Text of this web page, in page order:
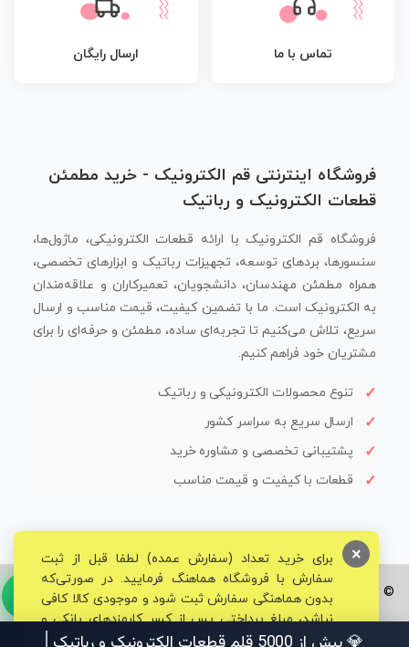
تماس با ما ارسال رایگان
فروشگاه اینترنتی قم الکترونیک - خرید مطمئن
قطعات الکترونیک و رباتیک
فروشگاه قم الکترونیک با ارائه قطعات الکترونیکی، ماژول‌ها،
سنسورها، بردهای توسعه، تجهیزات رباتیک و ابزارهای تخصصی،
همراه مطمئن مهندسان، دانشجویان، تعمیرکاران و علاقه‌مندان
به الکترونیک است. ما با تضمین کیفیت، قیمت مناسب و ارسال
سریع، تلاش می‌کنیم تا تجربه‌ای ساده، مطمئن و حرفه‌ای را برای
مشتریان خود فراهم کنیم.
تنوع محصولات الکترونیکی و رباتیک
ارسال سریع به سراسر کشور
پشتیبانی تخصصی و مشاوره خرید
قطعات با کیفیت و قیمت مناسب
© تمامی حقوق برای فروشگاه تخصصی قم الکترونیک محفوظ می‌باشد.
برای خرید تعداد (سفارش عمده) لطفا قبل از ثبت
سفارش با فروشگاه هماهنگ فرمایید. در صورتی‌که
بدون هماهنگی سفارش ثبت شود و موجودی کالا کافی
نباشد، مبلغ پرداختی پس از کسر کارمزدهای بانکی و
مالیاتی به حساب شما بازگشت داده خواهد شد.
×